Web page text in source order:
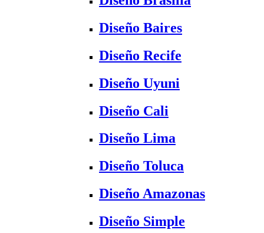
Diseño Baires
Diseño Recife
Diseño Uyuni
Diseño Cali
Diseño Lima
Diseño Toluca
Diseño Amazonas
Diseño Simple